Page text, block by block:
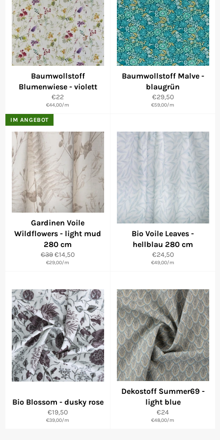
Baumwollstoff
Blumenwiese - violett
Normaler
Preis
€22
€44,00/m
Baumwollstoff Malve -
blaugrün
Normaler
Preis
€29,50
€59,00/m
Gardinen Voile
Wildflowers - light mud
280 cm
Normaler
Preis
€39Sonderpreis
€14,50
€29,00/m
IM ANGEBOT
Bio Voile Leaves -
hellblau 280 cm
Normaler
Preis
€24,50
€49,00/m
Bio Blossom - dusky rose
Normaler
Preis
€19,50
€39,00/m
Dekostoff Summer69 -
light blue
Normaler
Preis
€24
€48,00/m